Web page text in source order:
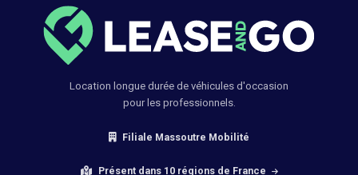
Location longue durée de véhicules d'occasion
pour les professionnels.
Filiale Massoutre Mobilité
Présent dans 10 régions de France